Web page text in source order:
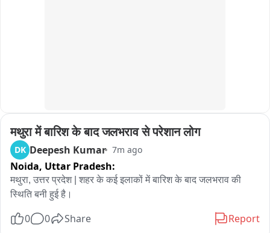
मथुरा में बारिश के बाद जलभराव से परेशान लोग
DK Deepesh Kumar 7m ago
Noida, Uttar Pradesh:
मथुरा, उत्तर प्रदेश | शहर के कई इलाकों में बारिश के बाद जलभराव की
स्थिति बनी हुई है।
0 0 Share Report